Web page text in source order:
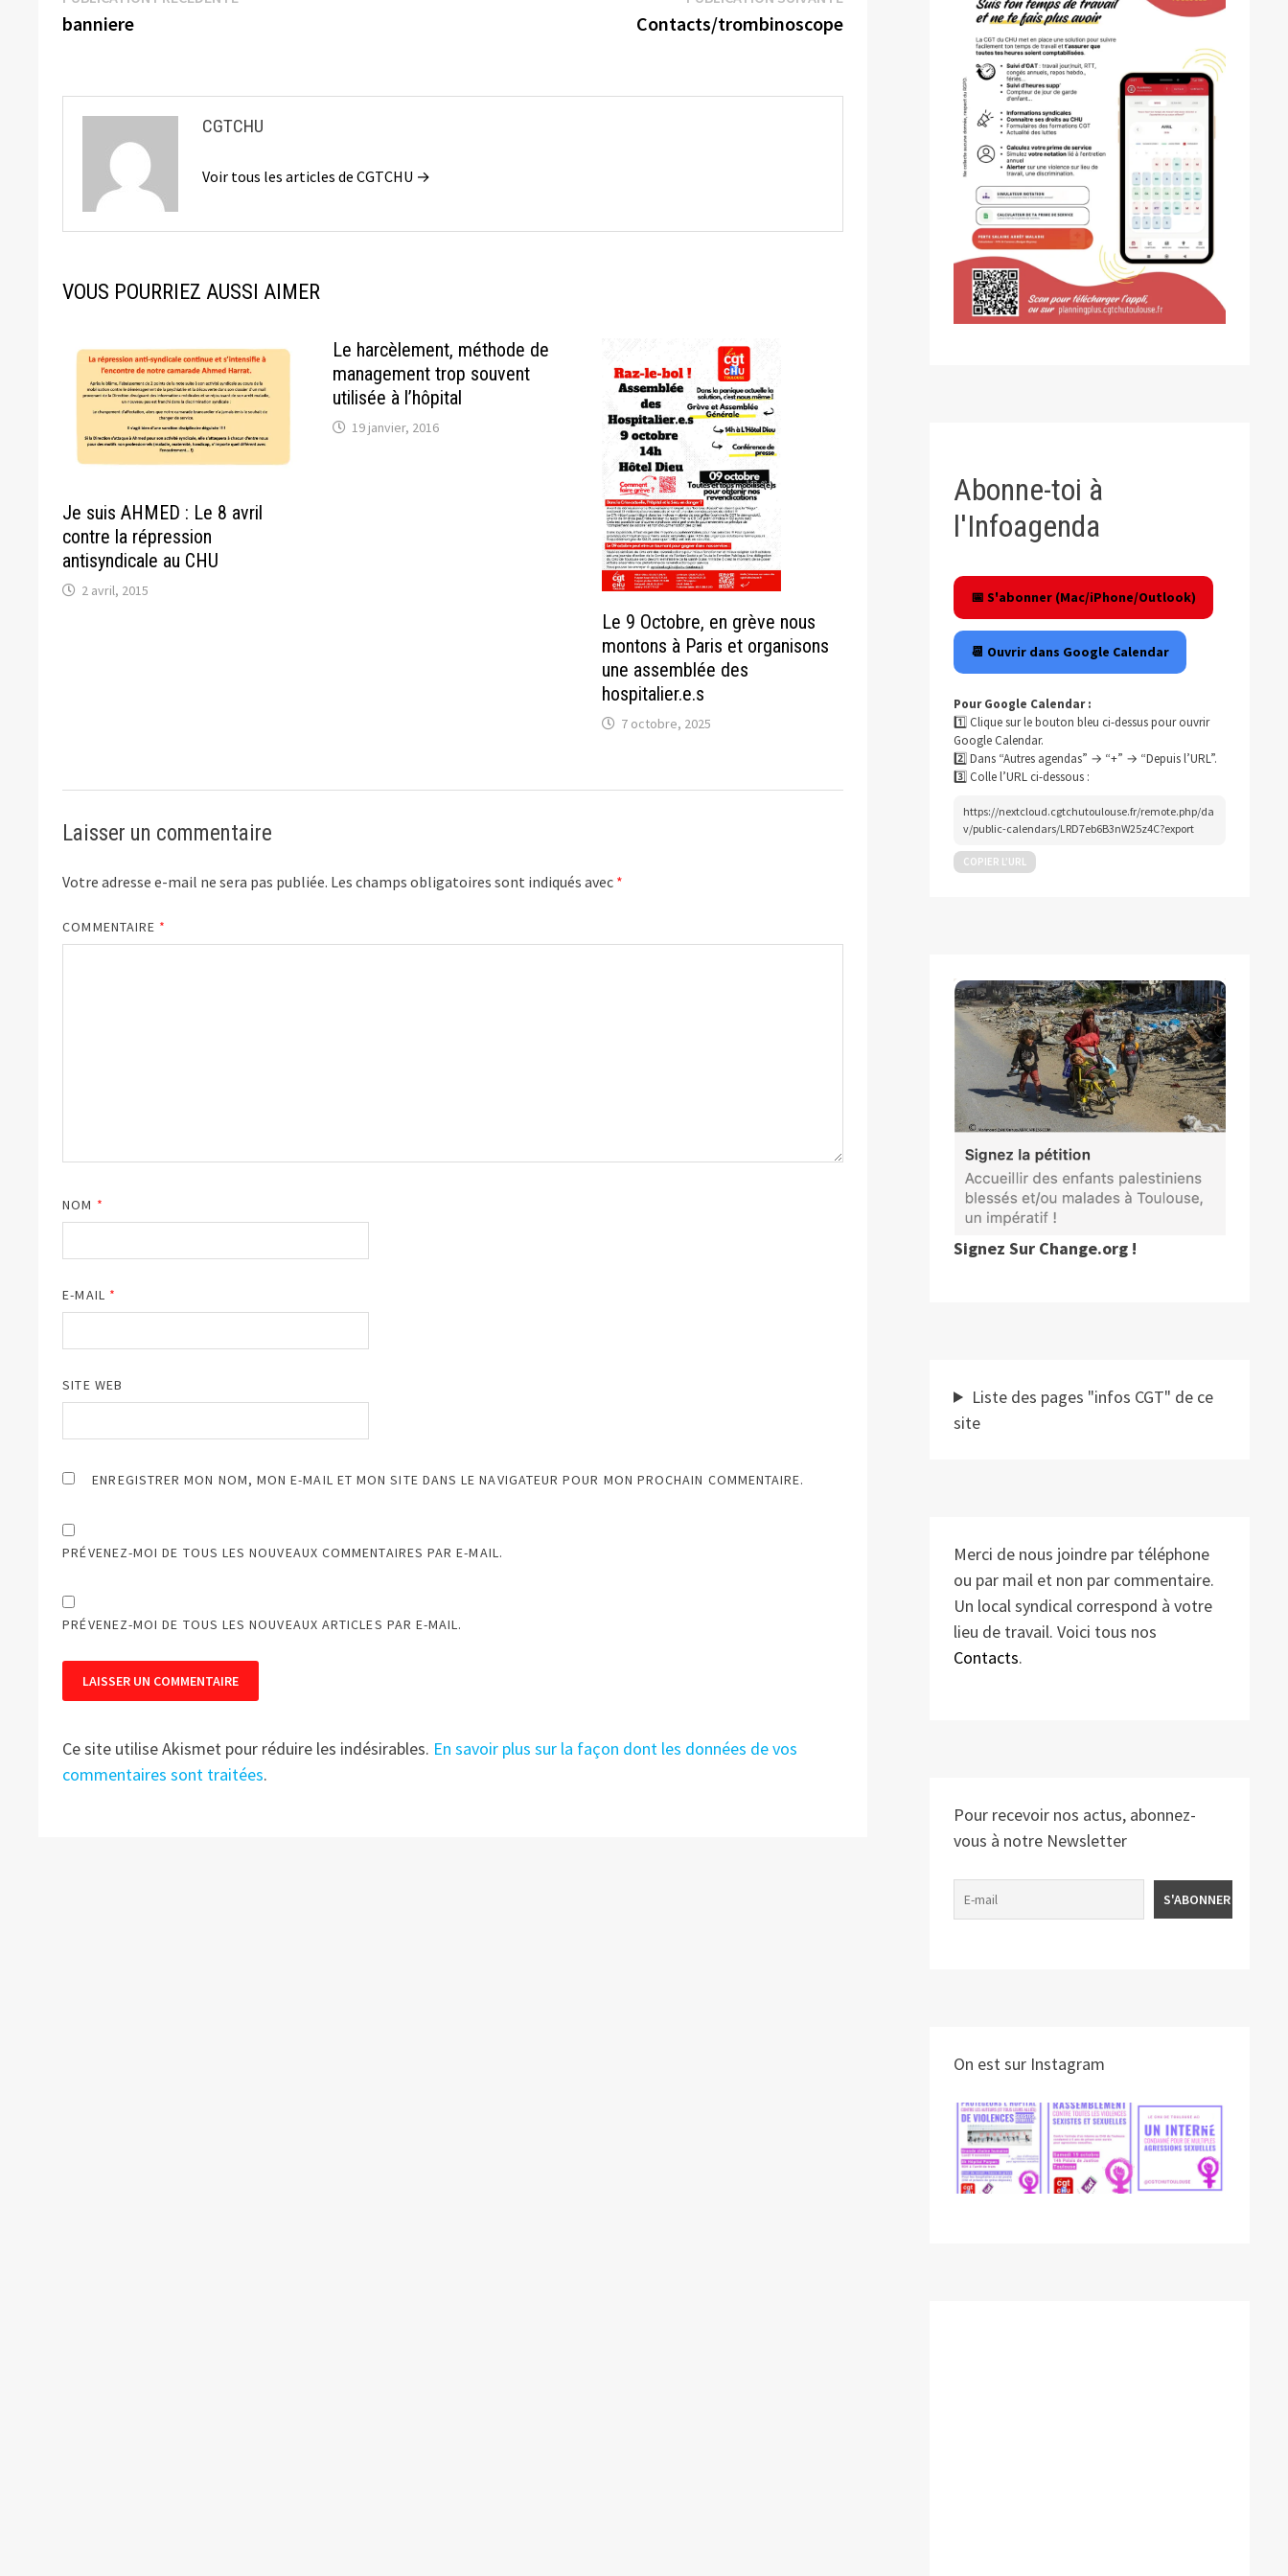
de
banniere
suivante :
Contacts/trombinoscope
CGTCHU
Voir tous les articles de CGTCHU →
VOUS POURRIEZ AUSSI AIMER
Je suis AHMED : Le 8 avril
contre la répression
antisyndicale au CHU
2 avril, 2015
Le harcèlement, méthode de
management trop souvent
utilisée à l’hôpital
19 janvier, 2016
Le 9 Octobre, en grève nous
montons à Paris et organisons
une assemblée des
hospitalier.e.s
7 octobre, 2025
Laisser un commentaire
Votre adresse e-mail ne sera pas publiée. Les champs obligatoires sont indiqués avec *
COMMENTAIRE *
NOM *
E-MAIL *
SITE WEB
ENREGISTRER MON NOM, MON E-MAIL ET MON SITE DANS LE NAVIGATEUR POUR MON PROCHAIN COMMENTAIRE.
PRÉVENEZ-MOI DE TOUS LES NOUVEAUX COMMENTAIRES PAR E-MAIL.
PRÉVENEZ-MOI DE TOUS LES NOUVEAUX ARTICLES PAR E-MAIL.
Ce site utilise Akismet pour réduire les indésirables. En savoir plus sur la façon dont les données de vos
commentaires sont traitées.
Abonne-toi à
l'Infoagenda
📅 S'abonner (Mac/iPhone/Outlook)
📆 Ouvrir dans Google Calendar
Pour Google Calendar :
1️⃣ Clique sur le bouton bleu ci-dessus pour ouvrir
Google Calendar.
2️⃣ Dans “Autres agendas” → “+” → “Depuis l’URL”.
3️⃣ Colle l’URL ci-dessous :
https://nextcloud.cgtchutoulouse.fr/remote.php/da
v/public-calendars/LRD7eb6B3nW25z4C?export
COPIER L’URL
Signez Sur Change.org !
Liste des pages "infos CGT" de ce
site
Merci de nous joindre par téléphone
ou par mail et non par commentaire.
Un local syndical correspond à votre
lieu de travail. Voici tous nos
Contacts.
Pour recevoir nos actus, abonnez-
vous à notre Newsletter
On est sur Instagram